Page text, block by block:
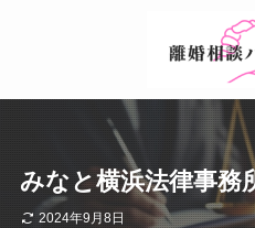
みなと横浜法律事務
2024年9月8日